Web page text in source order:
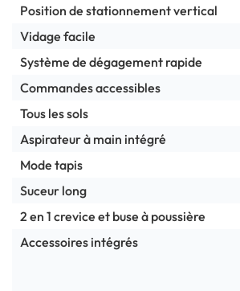
Position de stationnement vertical
Vidage facile
Système de dégagement rapide
Commandes accessibles
Tous les sols
Aspirateur à main intégré
Mode tapis
Suceur long
2 en 1 crevice et buse à poussière
Accessoires intégrés